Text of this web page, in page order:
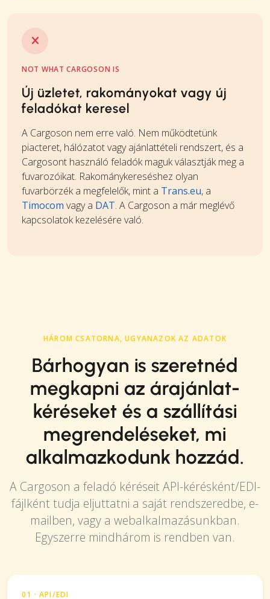
NOT WHAT CARGOSON IS
Új üzletet, rakományokat vagy új
feladókat keresel
A Cargoson nem erre való. Nem működtetünk
piacteret, hálózatot vagy ajánlattételi rendszert, és a
Cargosont használó feladók maguk választják meg a
fuvarozóikat. Rakománykereséshez olyan
fuvarbörzék a megfelelők, mint a Trans.eu, a
Timocom vagy a DAT. A Cargoson a már meglévő
kapcsolatok kezelésére való.
HÁROM CSATORNA, UGYANAZOK AZ ADATOK
Bárhogyan is szeretnéd
megkapni az árajánlat-
kéréseket és a szállítási
megrendeléseket, mi
alkalmazkodunk hozzád.
A Cargoson a feladó kéréseit API-kérésként/EDI-
fájlként tudja eljuttatni a saját rendszeredbe, e-
mailben, vagy a webalkalmazásunkban.
Egyszerre mindhárom is rendben van.
01 · API/EDI